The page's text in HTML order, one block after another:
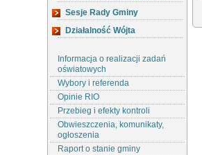
Sesje Rady Gminy
Działalność Wójta
Informacja o realizacji zadań
oświatowych
Wybory i referenda
Opinie RIO
Przebieg i efekty kontroli
Obwieszczenia, komunikaty,
ogłoszenia
Raport o stanie gminy